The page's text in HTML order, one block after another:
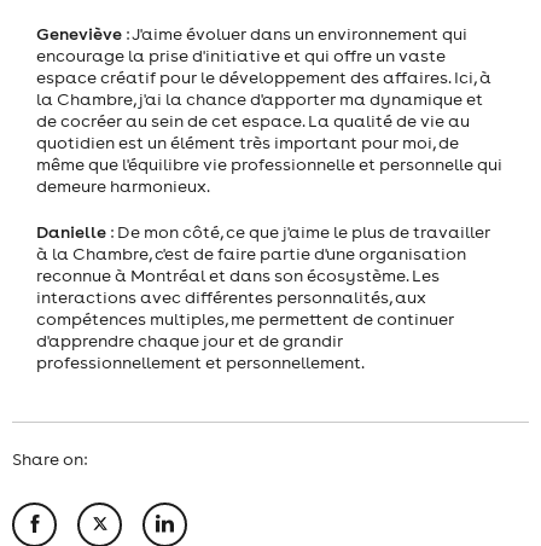
Geneviève : J'aime évoluer dans un environnement qui
encourage la prise d'initiative et qui offre un vaste
espace créatif pour le développement des affaires. Ici, à
la Chambre, j'ai la chance d'apporter ma dynamique et
de cocréer au sein de cet espace. La qualité de vie au
quotidien est un élément très important pour moi, de
même que l'équilibre vie professionnelle et personnelle qui
demeure harmonieux.
Danielle : De mon côté, ce que j'aime le plus de travailler
à la Chambre, c'est de faire partie d'une organisation
reconnue à Montréal et dans son écosystème. Les
interactions avec différentes personnalités, aux
compétences multiples, me permettent de continuer
d'apprendre chaque jour et de grandir
professionnellement et personnellement.
Share on: